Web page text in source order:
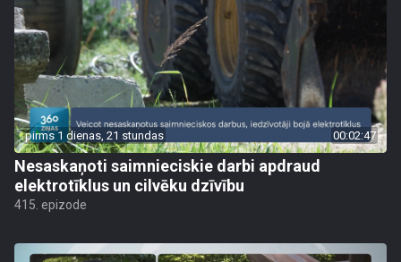
pirms 1 dienas, 21 stundas 00:02:47
Nesaskaņoti saimnieciskie darbi apdraud
elektrotīklus un cilvēku dzīvību
415. epizode